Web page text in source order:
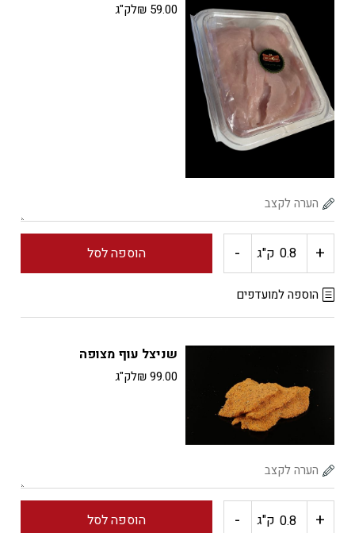
₪ 59.00 לק"ג
+ כמות
של
טרי
ארוז
ק"ג - הוספה לסל
הוספה למועדפים
שניצל עוף מצופה
₪99.00 לק"ג
+ כמות ק"ג - הוספה לסל